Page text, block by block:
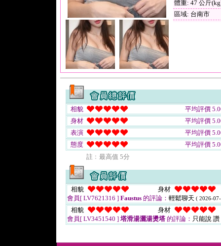
體重: 47 公斤
區域: 台南市
相貌
平均評價
身材
平均評價
表演
平均評價
態度
平均評價
註﹕最高值 5分
相貌
身材
會員[ LV7621316 ] Faustus 的評論： 輕鬆聊天 ( 2026-
相貌
身材
會員[ LV3451540 ]塔滑湯灑湯燙塔 的評論： 只能說 讚